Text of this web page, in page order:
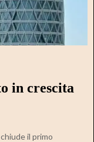
in crescita
il primo